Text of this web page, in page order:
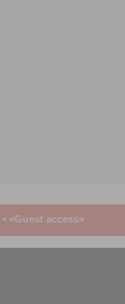
<Guest access>